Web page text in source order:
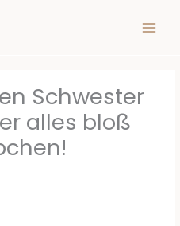
Schwester
alles bloß